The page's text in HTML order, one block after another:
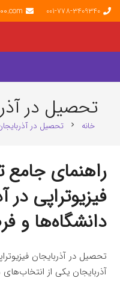
001-778-3409340
تحصیل در
خانه chevron_right تحصیل در
راهنمای
فیزیوتراپی در
دانشگاه‌ها و
تحصیل در آذربایجان
آذربایجان یکی از